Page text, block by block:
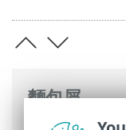
麵包屑